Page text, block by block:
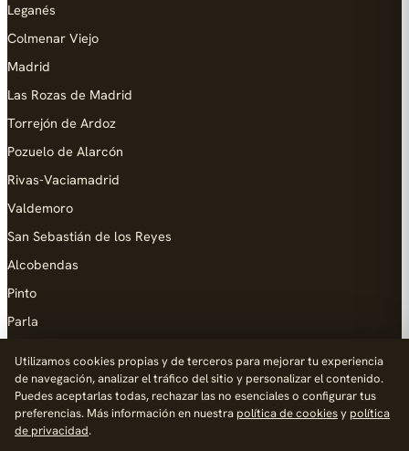
Leganés
Colmenar Viejo
Madrid
Las Rozas de Madrid
Torrejón de Ardoz
Pozuelo de Alarcón
Rivas-Vaciamadrid
Valdemoro
San Sebastián de los Reyes
Alcobendas
Pinto
Parla
AYUDA
Añadir empresa
Utilizamos cookies propias y de terceros para mejorar tu experiencia
de navegación, analizar el tráfico del sitio y personalizar el contenido.
Puedes aceptarlas todas, rechazar las no esenciales o configurar tus
preferencias. Más información en nuestra política de cookiesy política
de privacidad.